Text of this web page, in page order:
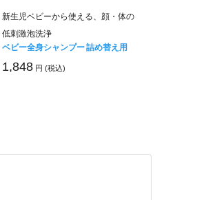
新生児ベビーから使える、顔・体の
低刺激泡洗浄
ベビー全身シャンプー 詰め替え用
1,848 円 (税込)